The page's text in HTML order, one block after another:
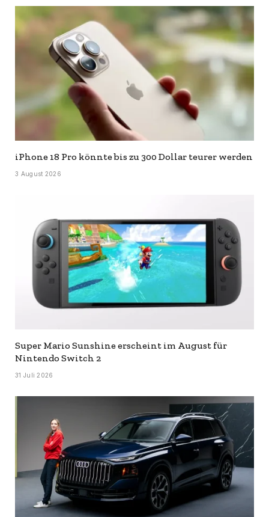
iPhone 18 Pro könnte bis zu 300 Dollar teurer werden
3 August 2026
Super Mario Sunshine erscheint im August für
Nintendo Switch 2
31 Juli 2026